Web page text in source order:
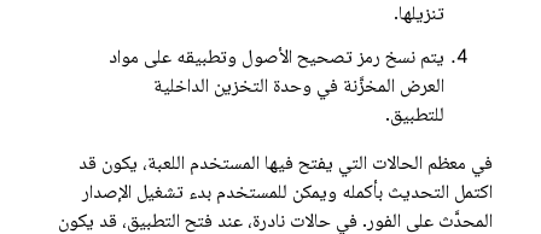
تنزيلها.
يتم نسخ رمز تصحيح الأصول وتطبيقه على مواد
العرض المخزَّنة في وحدة التخزين الداخلية
للتطبيق.
في معظم الحالات التي يفتح فيها المستخدم اللعبة، يكون قد
اكتمل التحديث بأكمله ويمكن للمستخدم بدء تشغيل الإصدار
المحدَّث على الفور. في حالات نادرة، عند فتح التطبيق، قد يكون